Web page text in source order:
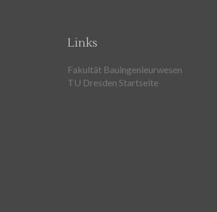
Links
Fakultät Bauingenieurwesen
TU Dresden Startseite